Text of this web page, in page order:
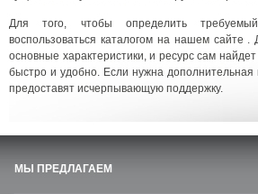
Для того, чтобы определить
воспользоваться каталогом на нашем сайте .
основные характеристики, и ресурс сам
быстро и удобно. Если нужна
предоставят исчерпывающую поддержку.
МЫ ПРЕДЛАГАЕМ